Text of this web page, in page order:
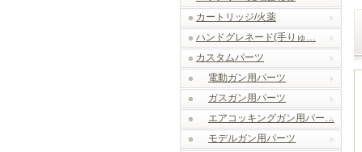
カートリッジ/火薬
ハンドグレネード(手りゅ…
カスタムパーツ
電動ガン用パーツ
ガスガン用パーツ
エアコッキングガン用パー…
モデルガン用パーツ